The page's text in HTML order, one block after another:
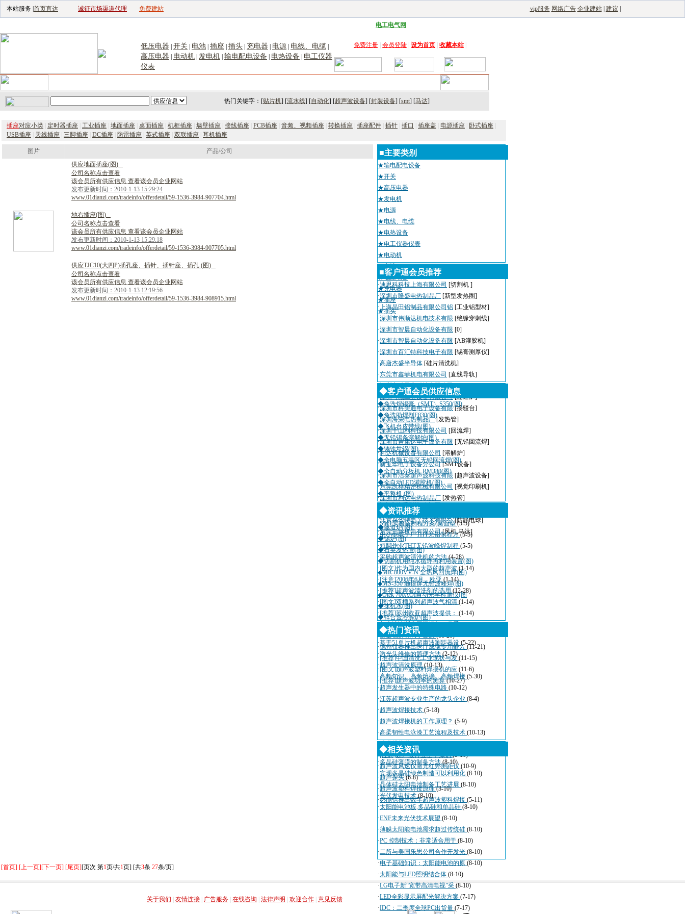
本站服务 | 首页直达 诚征市场渠道代理 免费建站 vip服务 网络广告 企业建站| 建议
电工电气网
低压电器 开关 电池 插座 插头 充电器 电源 电线、电缆
高压电器 电动机 发电机 输电配电设备 电热设备
电工仪器
仪表
免费注册 会员登陆 设为首页 收藏本站|
热门关键字：[贴片机] [流水线] [自动化] [超声波设备] [封装设备] [smt] [马达]
插座对应小类 定时器插座 工业插座 地面插座 桌面插座 机柜插座 墙壁插座 接线插座 PCB插座 音频、视频插座 转换插座 插座配件 插针 插口 插座盖 电源插座 卧式插座
USB插座
天线插座 三脚插座 DC插座 防雷插座 英式插座 双联插座 耳机插座
图片
产品/公司
供应地面插座(图)
公司名称点击查看
该会员所有供应信息 查看该会员企业网站
发布更新时间：2010-1-13 15:29:24
www.01dianzi.com/tradeinfo/offerdetail/59-1536-3984-907704.html
地右插座(图)
公司名称点击查看
该会员所有供应信息 查看该会员企业网站
发布更新时间：2010-1-13 15:29:18
www.01dianzi.com/tradeinfo/offerdetail/59-1536-3984-907705.html
供应TJC10(大四P)插孔座、 插针、 插针座、 插孔 (图)
公司名称点击查看
该会员所有供应信息 查看该会员企业网站
发布更新时间：2010-1-13 12:19:56
www.01dianzi.com/tradeinfo/offerdetail/59-1536-3984-908915.html
■主要类别
★输电配电设备
★开关
★高压电器
★发电机
★电源
★电线、电缆
★电热设备
★电工仪器仪表
★电动机
★电池
★低压电器
★充电器
★插座
★插头
■客户通会员推荐
·迪思科科技上海有限公司 [切割机 ]
·深圳市隆盛电热制品厂 [新型发热圈]
·上海晶田铝制品有限公司铝 [工业铝型材]
·深圳市伟顺达机电技术有限 [绝缘穿刺线]
·深圳市智晨自动化设备有限 [0]
·深圳市智晨自动化设备有限 [AB灌胶机]
·深圳市百汇特科技电子有限 [锡膏测厚仪]
·高唐杰盛半导体 [硅片清洗机]
·东莞市鑫菲机电有限公司 [直线导轨]
深圳市瑞天宇科技有限公司
[AOI]
·深圳粤城工业设备有限公司 [隧道炉]
·深圳市科美通电子设备有限 [接驳台]
·深圳海荣电热制品厂 [发热管]
·深圳千山利科技有限公司 [回流焊]
·深圳市吉康达电子设备有限 [无铅回流焊]
·利达机械设备有限公司 [溶解炉]
·新宝华电子设备分公司 [SMT设备]
·深圳市洁泰超声波科技有限 [超声波设备]
·东莞凯格精密机械有限公司 [视觉印刷机]
·深圳市利达电热制品厂 [发热管]
·深圳市迈瑞自动化设备有限
·北京兴华特电子技术有限公 [防静电球]
·东莞三越机电有限公司 [风机,马达]
◆客户通会员供应信息
◆免洗焊锡膏（SMT）S350(图)
◆免洗助焊剂F830(图)
◆飞机台皮带线(图)
◆无铅锡条溶解炉(图)
◆铸铁坩锅(图)
◆全电脑五温区无铅回流焊(图)
◆全自动分板机-RM380(图)
◆全自动LED灌胶机(图)
◆平整机 (图)
◆吉康达系列接驳台(图)
◆JKD-600AA 半自动高精密钢网印刷
◆隧道炉(图)
◆锡炉(图)
◆石英发热管(图)
◆切割机用纯水循环再利用装置(图)
◆MR-800VV-N 全热风回流焊(图)
◆MS-350 触摸屏无铅波峰焊(图)
◆Otek 700AOI自动光学检测仪(图
◆抹机水(图)
◆锌合金溶解炉(图)
◆资讯推荐
·SMT实验室制程方案(桌面型(5-5)
·中小型电子厂THT无铅制程方(5-5)
·短脚作业THT无铅波峰焊制程 (5-5)
·采购超声波清洗机的方法(4-28)
·[图文]作为国内大型的超声波(1-14)
·[注意]2006年6月，欧亚(1-14)
·[推荐]超声波清洗剂的选用(12-28)
·[图文]双槽系列超声波气相清 (1-14)
·[推荐]苏州欧亚超声波提供： (1-14)
超声波诊断仪国际招标10月看
·适量辐射有利于健康(11-20)
·德州仪器推出医疗成像专用嵌入 (11-21)
·[推荐]中国清洗工业现状与发(11-15)
·[图文]超声波塑料焊接机的应 (11-6)
·[推荐]超声波功率的测算(10-27)
◆热门资讯
·基于51单片机超声波测距器设 (5-22)
·激光头维修的简便方法(2-12)
·超声波清洗原理(10-13)
·高频知识、高频熔接、高频焊接 (5-30)
·超声发生器中的特殊电路 (10-12)
·江苏超声波专业生产的龙头企业 (8-4)
·超声波焊接技术 (5-18)
·超声波焊接机的工作原理？ (5-9)
·高柔韧性电泳漆工艺流程及技术 (10-13)
技术规格书
(4-3)
·[注意]超声波行业基本知识(5-16)
·超声波风速仪激光红外测距仪 (10-9)
·超声探头(6-8)
·超声波塑料焊接原理(3-10)
·必能信推出数字超声波塑料焊接 (5-11)
◆相关资讯
·多晶硅薄膜的制备方法(8-10)
·实现多晶硅绿色制造可以利用化 (8-10)
·晶体硅太阳电池制备工艺进展 (8-10)
·光伏发电技术(8-10)
·太阳能电池板,多晶硅和单晶硅 (8-10)
·ENF未来光伏技术展望 (8-10)
·薄膜太阳能电池需求超过传统硅 (8-10)
·PC 控制技术：非常适合用于 (8-10)
·二所与美国乐思公司合作开发光 (8-10)
·电子基础知识：太阳能电池的原 (8-10)
·太阳能与LED照明结合体 (8-10)
·LG电子新“宽带高清电视”采 (8-10)
·LED全彩显示屏配光解决方案 (7-17)
·IDC：二季度全球PC出货量 (7-17)
[首页] [上一页][下一页] [尾页][页次 第1页/共1页] [共3条 27条/页]
关于我们
友情连接 广告服务 在线咨询 法律声明 欢迎合作 意见反馈